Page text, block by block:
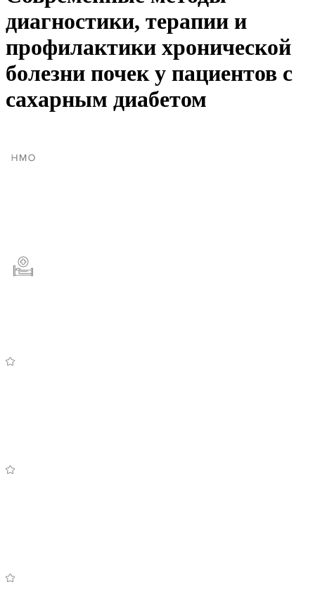
диагностики, терапии и
профилактики хронической
болезни почек у пациентов с
сахарным диабетом